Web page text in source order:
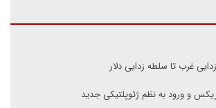
غرب تا سلطه زدایی دلار
و ورود به نظم ژئوپلتیکی جدید